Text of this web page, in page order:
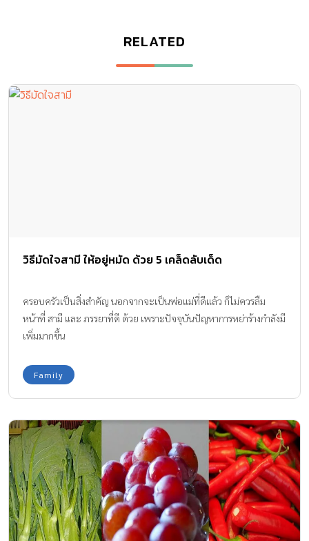
RELATED
วิธีมัดใจสามี ให้อยู่หมัด ด้วย 5 เคล็ดลับเด็ด
ครอบครัวเป็นสิ่งสำคัญ นอกจากจะเป็นพ่อแม่ที่ดีแล้ว ก็ไม่ควรลืม
หน้าที่ สามี และ ภรรยาที่ดี ด้วย เพราะปัจจุบันปัญหาการหย่าร้างกำลังมี
เพิ่มมากขึ้น
Family